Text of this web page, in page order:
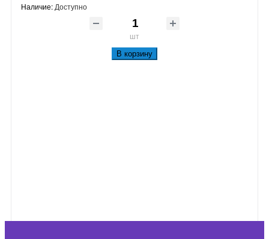
Наличие: Доступно
шт
В корзину